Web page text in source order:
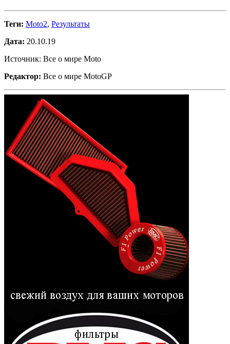
Теги: Moto2, Результаты
Дата: 20.10.19
Источник: Все о мире Moto
Редактор: Все о мире MotoGP